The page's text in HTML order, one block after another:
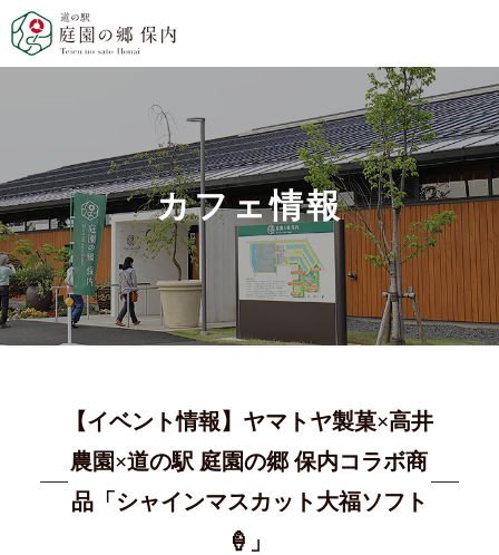
カフェ情報
【イベント情報】ヤマトヤ製菓×高井
農園×道の駅 庭園の郷 保内コラボ商
品「シャインマスカット大福ソフト
🍦」